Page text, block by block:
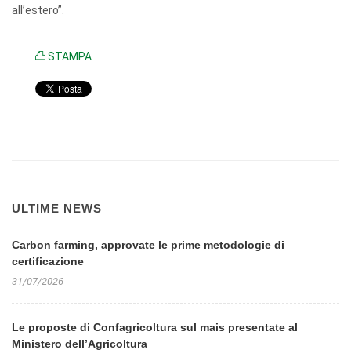
all’estero”.
STAMPA
ULTIME NEWS
Carbon farming, approvate le prime metodologie di
certificazione
31/07/2026
Le proposte di Confagricoltura sul mais presentate al
Ministero dell’Agricoltura